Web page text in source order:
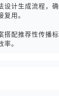
设计生成流程，
复用。
搭配推荐性传播
率。